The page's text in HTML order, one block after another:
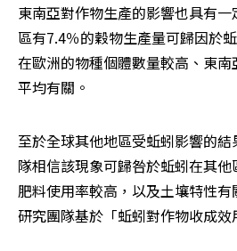
東南亞對作物生產的影響也具有
區有7.4％的穀物生產量可歸因於
在歐洲的物種個體數量較高、東
平均有關。
至於全球其他地區受蚯蚓影響的
隊相信該現象可歸咎於蚯蚓在其
肥料使用率較高，以及土壤特性
研究團隊基於「蚯蚓對作物收成效